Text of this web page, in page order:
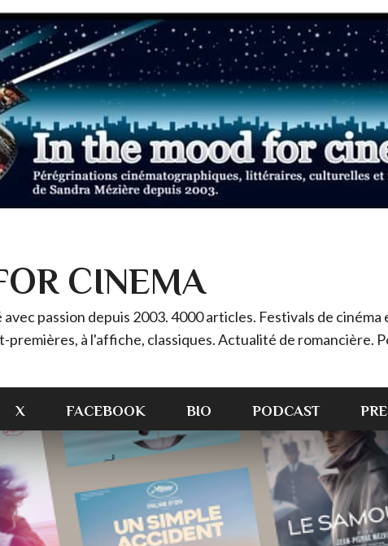
CINEMA
passion depuis 2003. 4000 articles. Festivals de
premières, à l'affiche, classiques. Actualité de romancière.
X FACEBOOK BIO PODCAST